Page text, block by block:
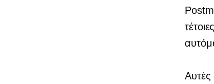
Αυτές